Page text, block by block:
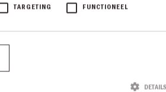
TARGETING FUNCTIONEEL